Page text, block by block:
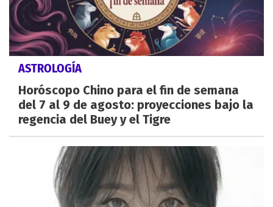
ASTROLOGÍA
Horóscopo Chino para el fin de semana
del 7 al 9 de agosto: proyecciones bajo la
regencia del Buey y el Tigre